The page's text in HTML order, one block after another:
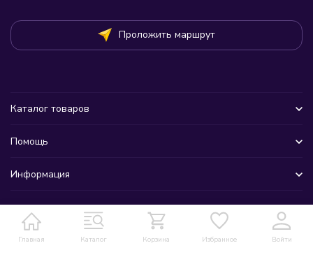
Главная Каталог Корзина Избранное Войти
Проложить маршрут
Каталог товаров
Помощь
Информация